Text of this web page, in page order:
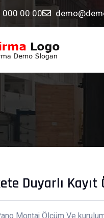
000 00 00
Duyarlı
Montaj Ölçüm Ve